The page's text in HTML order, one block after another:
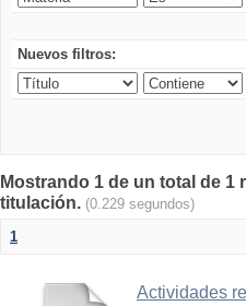
Nuevos filtros:
Mostrando 1 de un total de
titulación. (0.229 segundos)
1
Actividades